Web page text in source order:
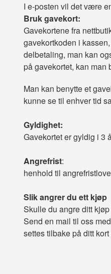
I e-posten vil det være
Bruk gavekort:
Gavekortene fra
gavekortkoden i
delbetaling, man kan
på gavekortet, kan man
Man kan benytte et
kunne se til enhver tid
Gyldighet:
Gavekortet er gyldig i 3
Angrefrist:
henhold til
Slik angrer du ett kjøp
Skulle du angre ditt
Send en mail til oss
settes tilbake på ditt